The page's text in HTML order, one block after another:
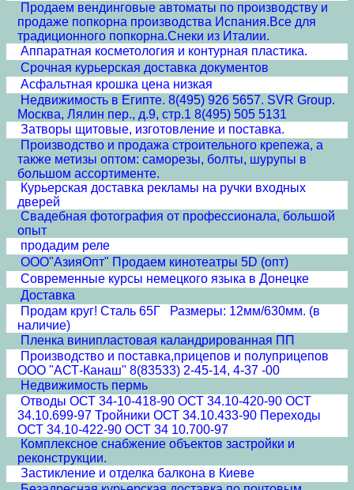
Продаем вендинговые автоматы по производству и
продаже попкорна производства Испания.Все для
традиционного попкорна.Снеки из Италии.
Аппаратная косметология и контурная пластика.
Срочная курьерская доставка документов
Асфальтная крошка цена низкая
Недвижимость в Египте. 8(495) 926 5657. SVR Group.
Москва, Лялин пер., д.9, стр.1 8(495) 505 5131
Затворы щитовые, изготовление и поставка.
Производство и продажа строительного крепежа, а
также метизы оптом: саморезы, болты, шурупы в
большом ассортименте.
Курьерская доставка рекламы на ручки входных
дверей
Свадебная фотография от профессионала, большой
опыт
продадим реле
ООО"АзияОпт" Продаем кинотеатры 5D (опт)
Современные курсы немецкого языка в Донецке
Доставка
Продам круг! Сталь 65Г Размеры: 12мм/630мм. (в
наличие)
Пленка винипластовая каландрированная ПП
Производство и поставка,прицепов и полуприцепов
ООО "АСТ-Канаш" 8(83533) 2-45-14, 4-37 -00
Недвижимость пермь
Отводы ОСТ 34-10-418-90 ОСТ 34.10-420-90 ОСТ
34.10.699-97 Тройники ОСТ 34.10.433-90 Переходы
ОСТ 34.10-422-90 ОСТ 34 10.700-97
Комплексное снабжение объектов застройки и
реконструкции.
Застикление и отделка балкона в Киеве